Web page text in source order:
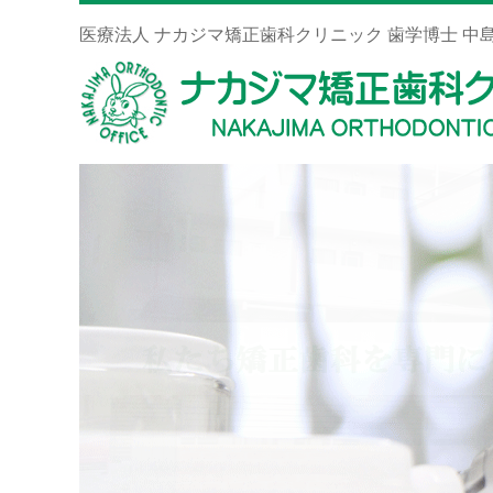
医療法人 ナカジマ矯正歯科クリニック 歯学博士 中